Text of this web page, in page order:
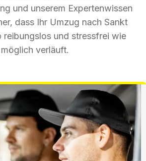
und unserem Expertenwissen
dass Ihr Umzug nach Sankt
reibungslos und stressfrei wie
möglich verläuft.